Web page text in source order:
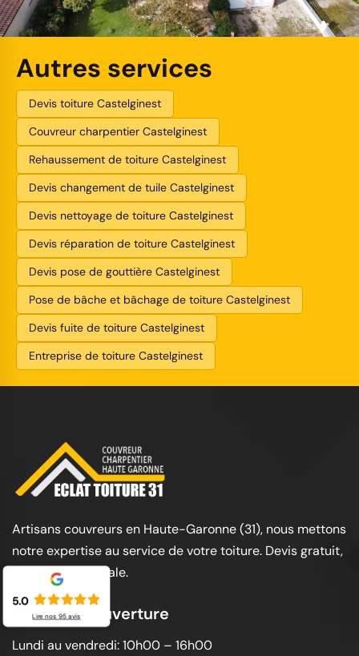
Autres services
Devis toiture Castelginest
Couvreur charpentier Castelginest
Rehaussement de toiture Castelginest
Devis changement de tuile Castelginest
Devis nettoyage de toiture Castelginest
Devis réparation de toiture Castelginest
Devis pose de gouttière Castelginest
Pose de bâche et bâchage de toiture Castelginest
Devis fuite de toiture Castelginest
Entreprise de toiture Castelginest
Artisans couvreurs en Haute-Garonne (31), nous mettons
notre expertise au service de votre toiture. Devis gratuit,
garantie décennale.
Horaires d'ouverture
Lundi au vendredi: 10h00 – 16h00
5.0
Lire nos 95avis